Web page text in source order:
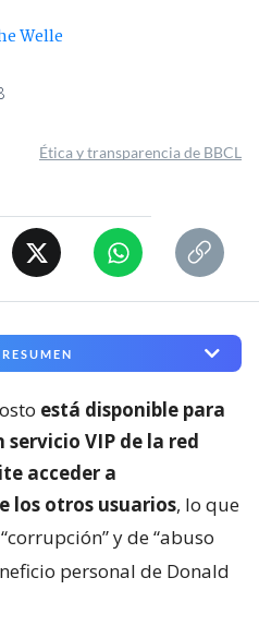
Welle
Ética y transparencia de BBCL
está disponible para
VIP de la red
acceder a
los otros usuarios, lo que
“corrupción” y de “abuso
personal de Donald